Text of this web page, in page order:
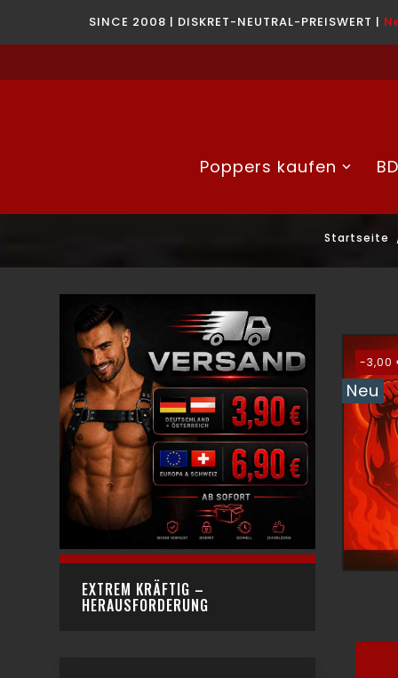
SINCE 2008 | DISKRET-NEUTRAL-PREISWERT |
Poppers kaufen
Startseite
EXTREM KRÄFTIG –
HERAUSFORDERUNG
-3,00
Neu